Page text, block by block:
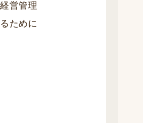
営管理
ために